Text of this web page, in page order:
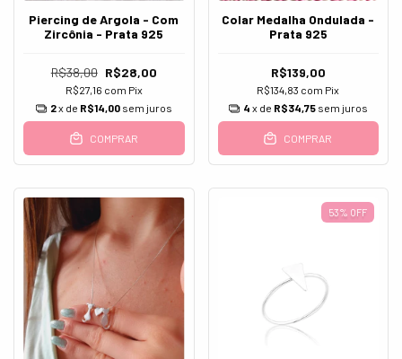
Piercing de Argola - Com
Zircônia - Prata 925
R$38,00 R$28,00
R$27,16 com Pix
2x de R$14,00 sem juros
COMPRAR
Colar Medalha Ondulada -
Prata 925
R$139,00
R$134,83 com Pix
4 x de R$34,75 sem juros
COMPRAR
53% OFF